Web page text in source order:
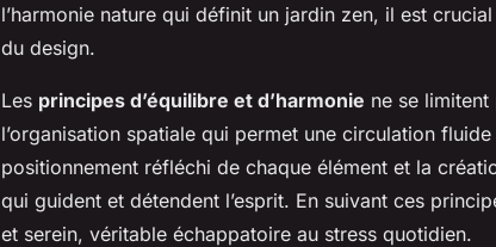
l’harmonie nature qui définit un jardin zen, il est
du design.
Les principes d’équilibre et d’harmonie ne se limitent
l’organisation spatiale qui permet une circulation
positionnement réfléchi de chaque élément et la
qui guident et détendent l’esprit. En suivant ces
et serein, véritable échappatoire au stress quotidien.